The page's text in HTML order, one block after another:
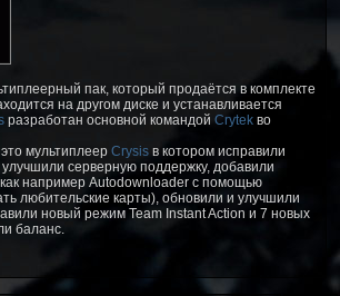
пак, который продаётся в комплекте
на другом диске и устанавливается
разработан основной командой Crytek во
мультиплеер Crysis в котором исправили
серверную поддержку, добавили
например Autodownloader с помощью
любительские карты), обновили и улучшили
новый режим Team Instant Action и 7 новых
баланс.